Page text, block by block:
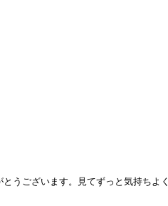
うございます。見てずっと気持ちよ